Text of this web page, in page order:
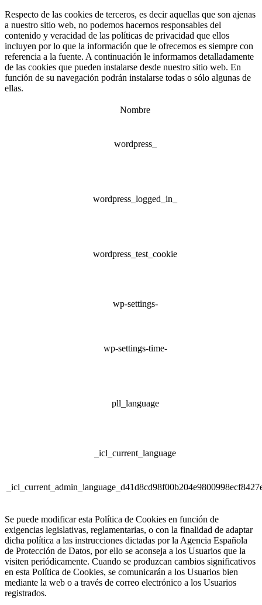
Respecto de las cookies de terceros, es decir aquellas que son ajenas
a nuestro sitio web, no podemos hacernos responsables del
contenido y veracidad de las políticas de privacidad que ellos
incluyen por lo que la información que le ofrecemos es siempre con
referencia a la fuente. A continuación le informamos detalladamente
de las cookies que pueden instalarse desde nuestro sitio web. En
función de su navegación podrán instalarse todas o sólo algunas de
ellas.
Nombre
wordpress_
wordpress_logged_in_
wordpress_test_cookie
wp-settings-
wp-settings-time-
pll_language
_icl_current_language
Se puede modificar esta Política de Cookies en función de
exigencias legislativas, reglamentarias, o con la finalidad de adaptar
dicha política a las instrucciones dictadas por la Agencia Española
de Protección de Datos, por ello se aconseja a los Usuarios que la
visiten periódicamente. Cuando se produzcan cambios significativos
en esta Política de Cookies, se comunicarán a los Usuarios bien
mediante la web o a través de correo electrónico a los Usuarios
registrados.